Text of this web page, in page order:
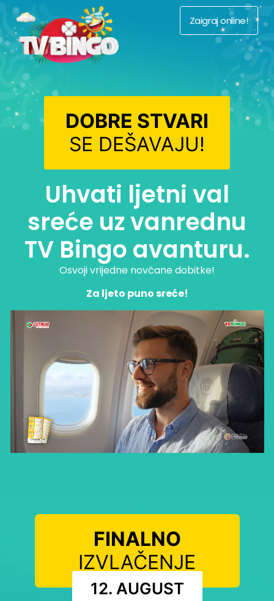
Zaigraj online!
DOBRE STVARI
SE DEŠAVAJU!
Uhvati ljetni val
sreće uz vanrednu
TV Bingo avanturu.
Osvoji vrijedne novčane dobitke!
Za ljeto puno sreće!
FINALNO
IZVLAČENJE
12. AUGUST